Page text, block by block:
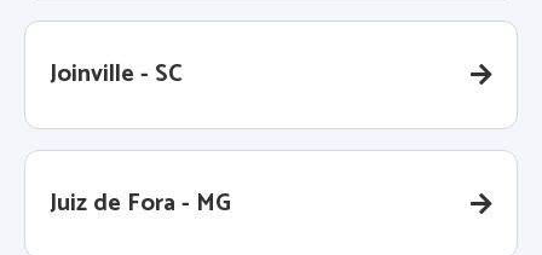
Joinville - SC
Juiz de Fora - MG